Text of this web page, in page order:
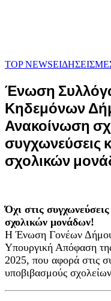
TOP NEWSΕΙΔΗΣΕΙΣ
Ένωση
Κηδεμόνων
Ανακοίνωση
συγχωνεύσεις
σχολικών
Όχι στις
σχολικών μονάδων!
Η Ένωση Γονέων Δήμου
Υπουργική Απόφαση
2025, που αφορά στις
υποβιβασμούς